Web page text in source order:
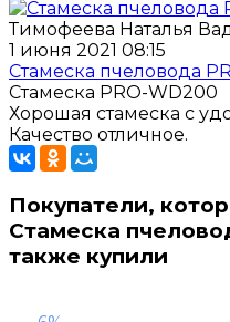
Тимофеева Наталья
1 июня 2021 08:15
Стамеска пчеловода
Стамеска PRO-WD200
Хорошая стамеска с
Качество отличное.
Покупатели,
Стамеска
также купили